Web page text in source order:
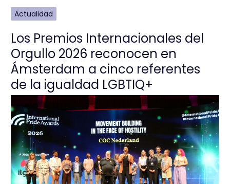
Actualidad
Los Premios Internacionales del
Orgullo 2026 reconocen en
Ámsterdam a cinco referentes
de la igualdad LGBTIQ+